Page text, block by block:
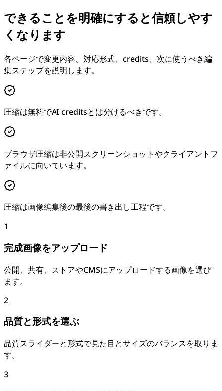
できることを明確にすると信頼しやす
くなります
各ページで変更内容、対応形式、credits、次に使うべき編
集ステップを説明します。
圧縮は無料でAI creditsとは分けるべきです。
ブラウザ圧縮は非公開スクリーンショットやクライアントフ
ァイルに向いています。
圧縮は画像編集後の最後の書き出し工程です。
1
完成画像をアップロード
公開、共有、ストアやCMSにアップロードする画像を選び
ます。
2
品質と形式を選ぶ
品質スライダーと形式で見た目とサイズのバランスを取りま
す。
3